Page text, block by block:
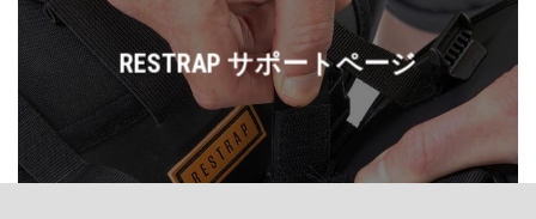
RESTRAP サポートページ